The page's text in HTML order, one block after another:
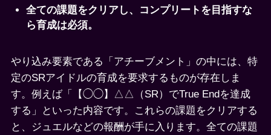
全ての課題をクリアし、コンプリートを目指すな
ら育成は必須。
やり込み要素である「アチーブメント」の中には、特
定のSRアイドルの育成を要求するものが存在しま
す。例えば「【◯◯】△△（SR）でTrue Endを達成
する」といった内容です。これらの課題をクリアする
と、ジュエルなどの報酬が手に入ります。全ての課題